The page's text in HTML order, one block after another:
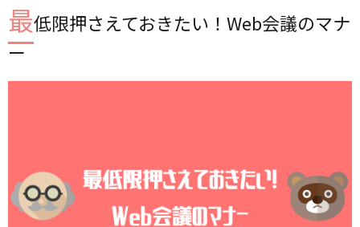
最低限押さえておきたい！Web会議のマナ
ー